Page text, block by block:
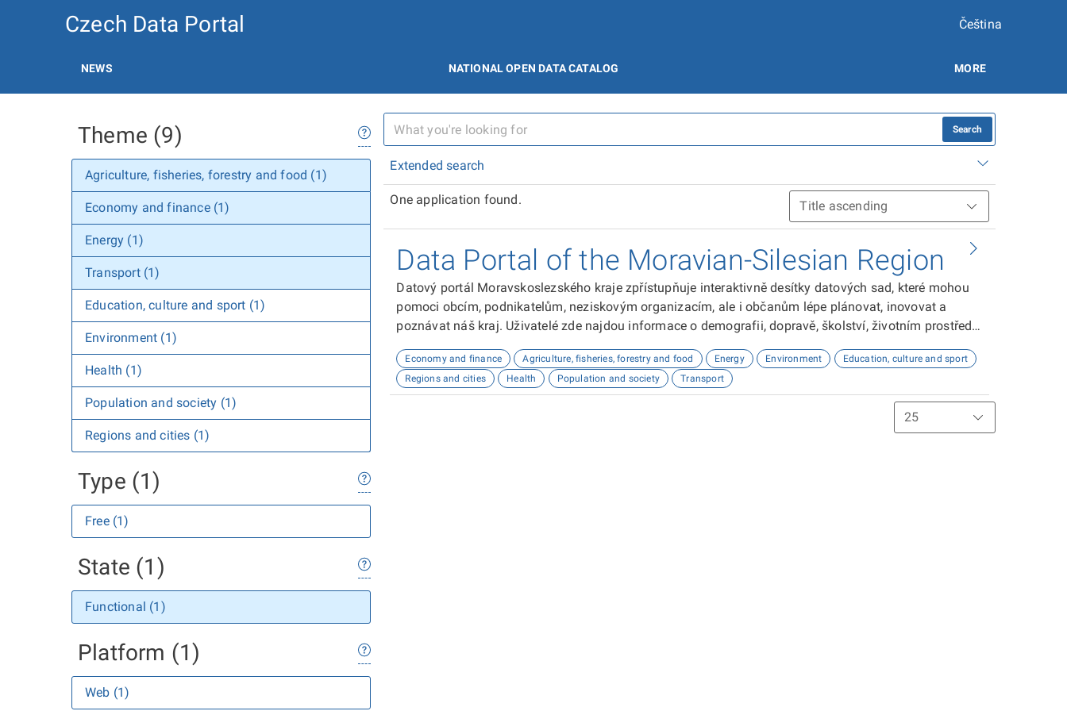
Czech Data Portal Čeština
NEWS NATIONAL OPEN DATA CATALOG MORE
Theme (9)
Agriculture, fisheries, forestry and food (1)
Economy and finance (1)
Energy (1)
Transport (1)
Education, culture and sport (1)
Environment (1)
Health (1)
Population and society (1)
Regions and cities (1)
Type (1)
Free (1)
State (1)
Functional (1)
Platform (1)
Web (1)
Search
Extended search
One application found.
Data Portal of the Moravian-Silesian Region
Datový portál Moravskoslezského kraje zpřístupňuje interaktivně desítky datových sad, které mohou
pomoci obcím, podnikatelům, neziskovým organizacím, ale i občanům lépe plánovat, inovovat a
poznávat náš kraj. Uživatelé zde najdou informace o demografii, dopravě, školství, životním prostředí,
Economy and finance Agriculture, fisheries, forestry and food Energy Environment
Education, culture and sport
Regions and cities
Health Population and society Transport